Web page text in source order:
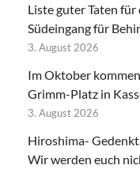
Liste guter Taten
Südeingang für
3. August 2026
Im Oktober
Grimm-Platz in
3. August 2026
Hiroshima-
Wir werden euch